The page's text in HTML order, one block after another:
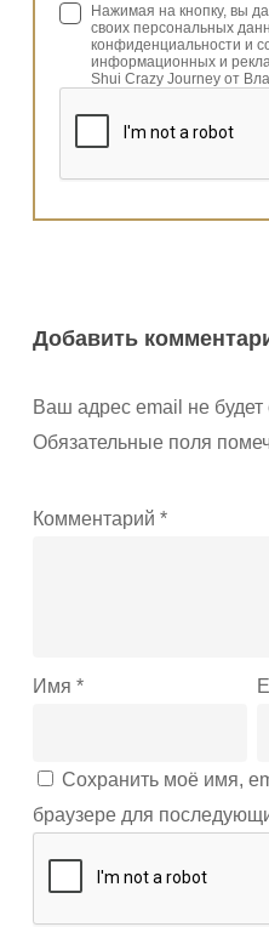
Нажимая на кнопку, вы
своих персональных
конфиденциальности и
информационных и
Shui Crazy Journey от
Добавить
Ваш адрес email не будет
Обязательные поля
Комментарий *
Имя *
Сохранить моё имя,
браузере для